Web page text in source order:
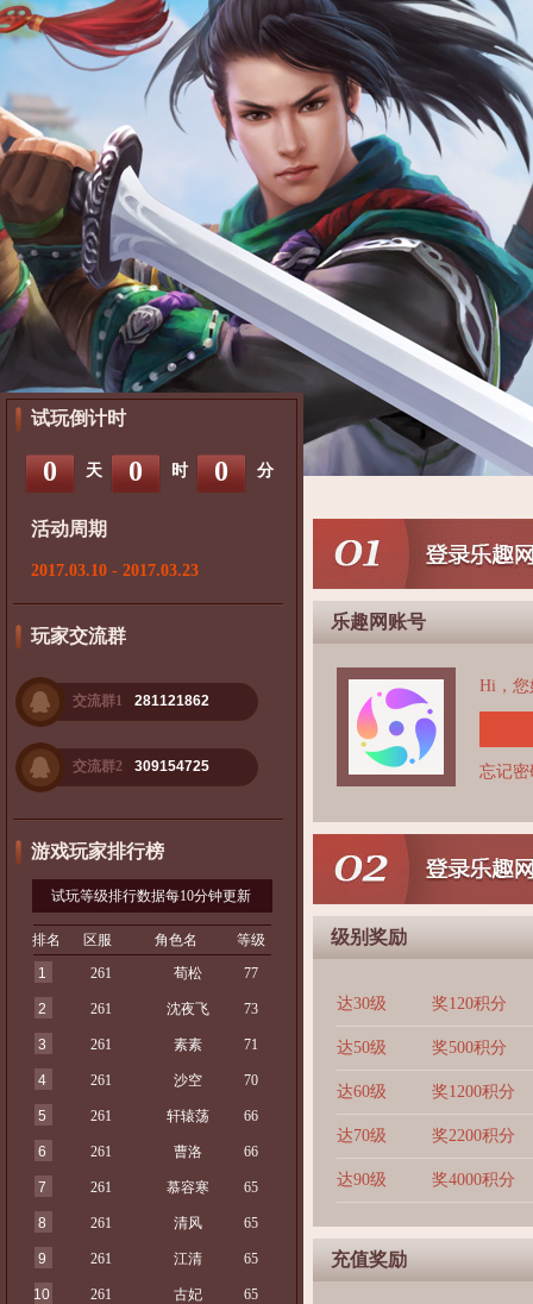
试玩倒计时
0 天 0 时 0 分
活动周期
2017.03.10 - 2017.03.23
玩家交流群
交流群1 281121862
交流群2 309154725
游戏玩家排行榜
试玩等级排行数据每10分钟更新
排名 区服 角色名
等级
1
261 荀松 77
2 261 沈夜飞 73
3 261 素素 71
4 261 沙空 70
5 261 轩辕荡 66
6 261 曹洛 66
7 261 慕容寒 65
8 261 清风 65
9 261 江清 65
10 261 古妃
65
乐趣网账号
Hi，您
忘记密
级别奖励
达30级 奖120积分
达50级 奖500积分
达60级 奖1200积分
达70级 奖2200积分
达90级 奖4000积分
充值奖励